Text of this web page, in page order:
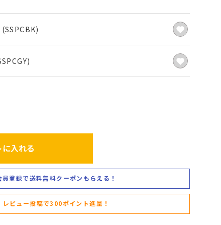
入れる
員登録で送料無料クーポンもらえる！
レビュー投稿で300ポイント進呈！